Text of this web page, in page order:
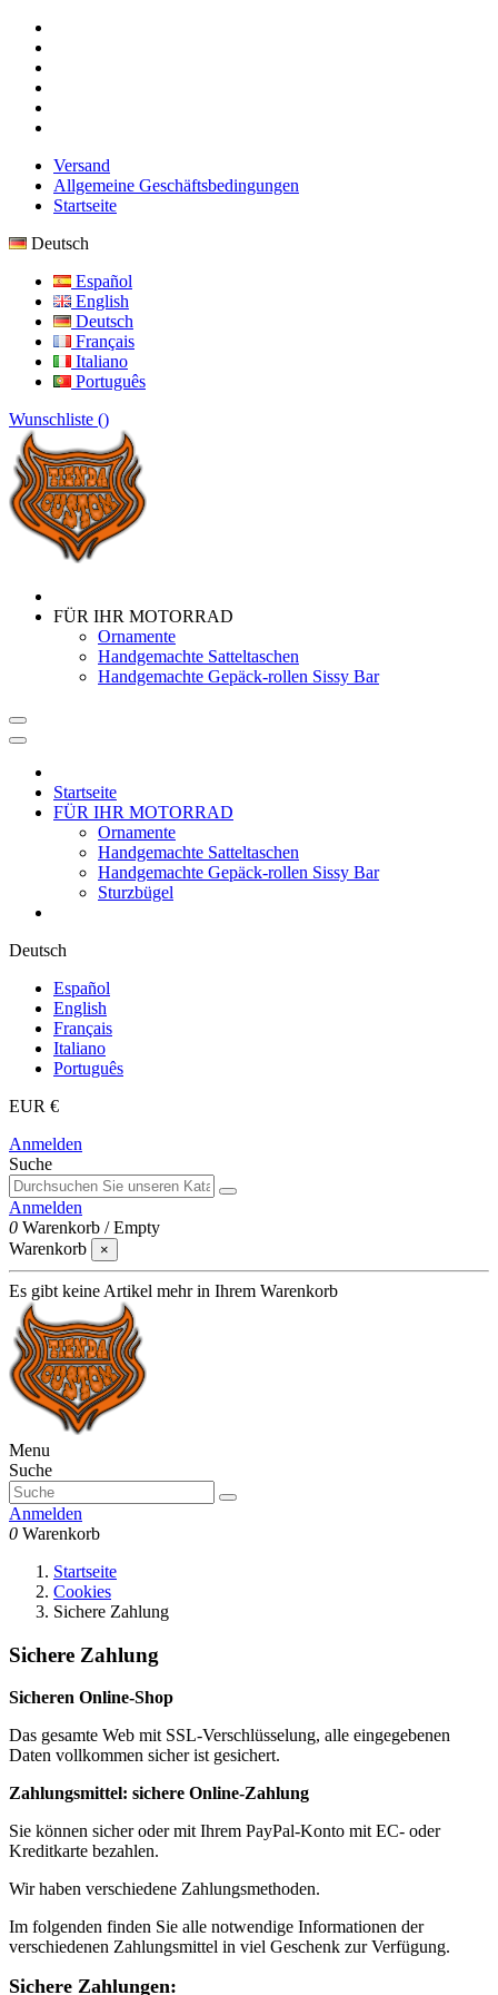
Versand
Allgemeine Geschäftsbedingungen
Startseite
Deutsch
Español
English
Deutsch
Français
Italiano
Português
Wunschliste ()
FÜR IHR MOTORRAD
Ornamente
Handgemachte Satteltaschen
Handgemachte Gepäck-rollen Sissy Bar
Startseite
FÜR IHR MOTORRAD
Ornamente
Handgemachte Satteltaschen
Handgemachte Gepäck-rollen Sissy Bar
Sturzbügel
Deutsch
Español
English
Français
Italiano
Português
EUR €
Anmelden
Suche
Anmelden
0 Warenkorb /Empty
Warenkorb
×
Es gibt keine Artikel mehr in Ihrem Warenkorb
Menu
Suche
Anmelden
0 Warenkorb
Startseite
Cookies
Sichere Zahlung
Sichere Zahlung
Sicheren Online-Shop
Das gesamte Web mit SSL-Verschlüsselung, alle eingegebenen
Daten vollkommen sicher ist gesichert.
Zahlungsmittel: sichere Online-Zahlung
Sie können sicher oder mit Ihrem PayPal-Konto mit EC- oder
Kreditkarte bezahlen.
Wir haben verschiedene Zahlungsmethoden.
Im folgenden finden Sie alle notwendige Informationen der
verschiedenen Zahlungsmittel in viel Geschenk zur Verfügung.
Sichere Zahlungen: